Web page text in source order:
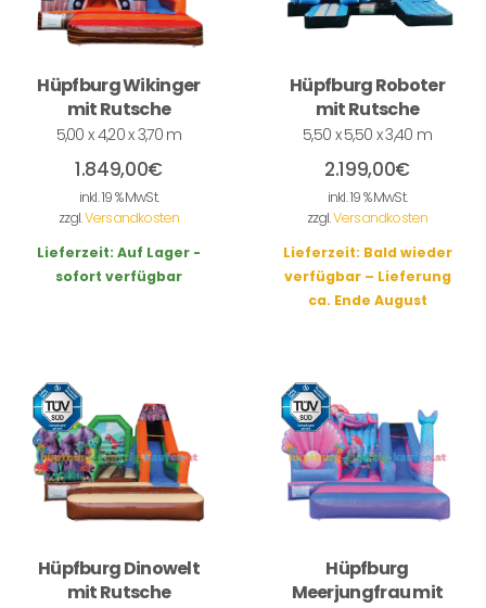
Hüpfburg Wikinger
mit Rutsche
5,00 x 4,20 x 3,70 m
1.849,00€
inkl. 19 % MwSt.
zzgl.Versandkosten
Lieferzeit: Auf Lager -
sofort verfügbar
Hüpfburg Roboter
mit Rutsche
5,50 x 5,50 x 3,40 m
2.199,00€
inkl. 19 % MwSt.
zzgl.Versandkosten
Lieferzeit: Bald wieder
verfügbar – Lieferung
ca. Ende August
Hüpfburg Dinowelt
mit Rutsche
Hüpfburg
Meerjungfrau mit